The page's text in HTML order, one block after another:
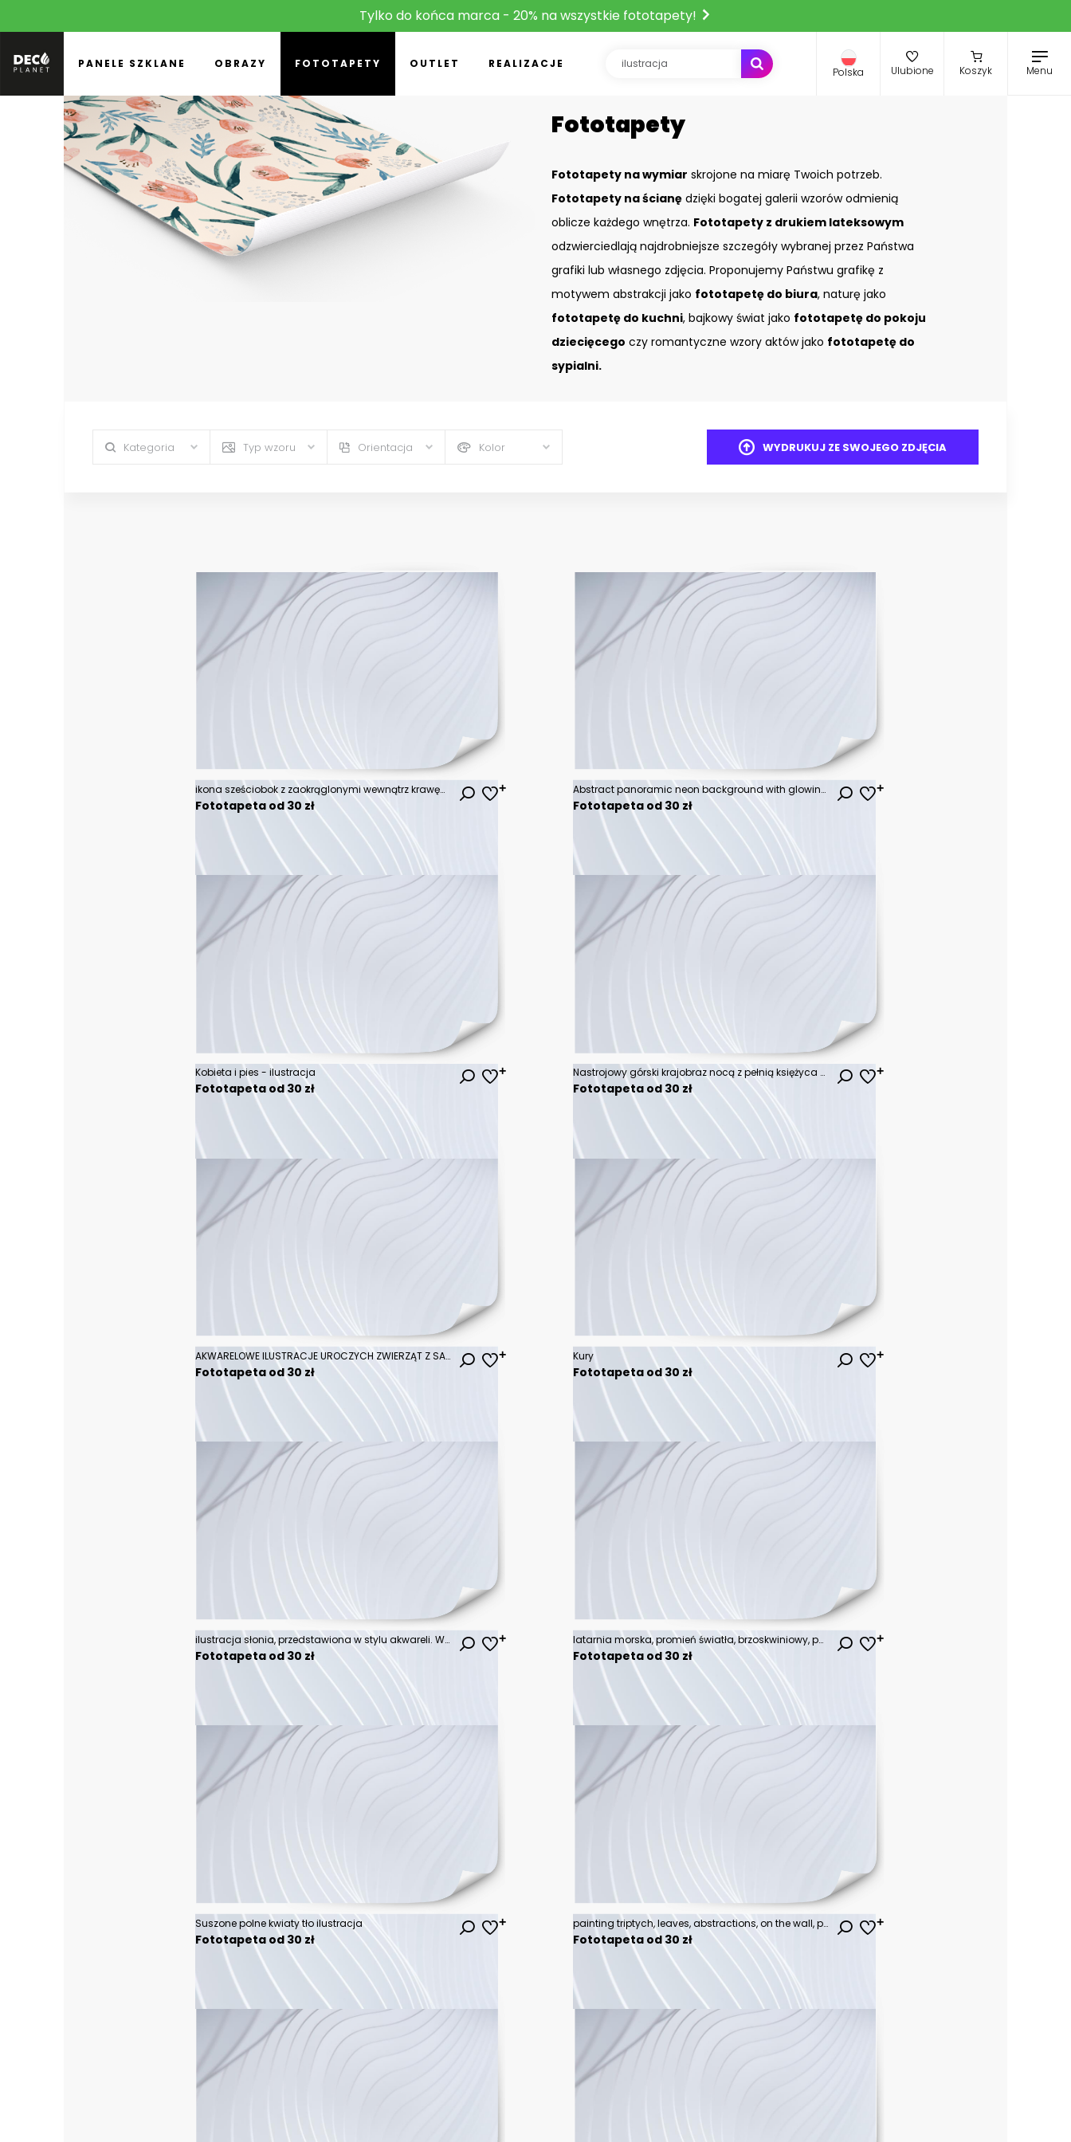
Tylko do końca marca - 20% na wszystkie fototapety!
PANELE SZKLANE OBRAZY FOTOTAPETY OUTLET REALIZACJE
Polska Ulubione Koszyk Menu
Fototapety
Fototapety na wymiar skrojone na miarę Twoich potrzeb.
Fototapety na ścianę dzięki bogatej galerii wzorów odmienią
oblicze każdego wnętrza. Fototapety z drukiem lateksowym
odzwierciedlają najdrobniejsze szczegóły wybranej przez Państwa
grafiki lub własnego zdjęcia. Proponujemy Państwu grafikę z
motywem abstrakcji jako fototapetę do biura, naturę jako
fototapetę do kuchni, bajkowy świat jako fototapetę do pokoju
dziecięcego czy romantyczne wzory aktów jako fototapetę do
sypialni.
Kategoria Typ wzoru Orientacja Kolor WYDRUKUJ ZE SWOJEGO ZDJĘCIA
ikona sześciobok z zaokrąglonymi wewnątrz krawędziami
Fototapeta od 30 zł
Abstract panoramic neon background with glowing colorful lines
Fototapeta od 30 zł
Kobieta i pies - ilustracja
Fototapeta od 30 zł
Nastrojowy górski krajobraz nocą z pełnią księżyca – ilustracja w odcieniach niebieskiego.
Fototapeta od 30 zł
AKWARELOWE ILUSTRACJE UROCZYCH ZWIERZĄT Z SAWANNY
Fototapeta od 30 zł
Kury
Fototapeta od 30 zł
ilustracja słonia, przedstawiona w stylu akwareli. Wyizolowana od tła
Fototapeta od 30 zł
latarnia morska, promień światła, brzoskwiniowy, pastelowy, styl cartoonowy, jaskrawe kolory, ilustracja 3D, minimalistyczny, przewodnictwo, bezpieczeństwo, nadzieja, proste formy, elegancki, tło
Fototapeta od 30 zł
Suszone polne kwiaty tło ilustracja
Fototapeta od 30 zł
painting triptych, leaves, abstractions, on the wall, picture on the wall, print, patterns, set, three pictures, macro, art
Fototapeta od 30 zł